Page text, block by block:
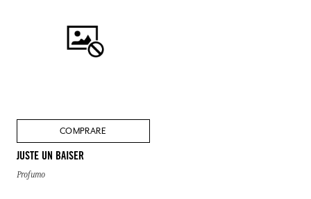
COMPRARE
JUSTE UN BAISER
Profumo